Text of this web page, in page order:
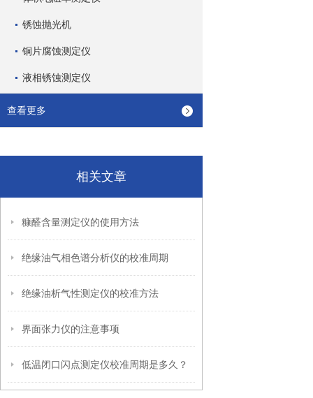
锈蚀抛光机
铜片腐蚀测定仪
液相锈蚀测定仪
查看更多
相关文章
糠醛含量测定仪的使用方法
绝缘油气相色谱分析仪的校准周期
绝缘油析气性测定仪的校准方法
界面张力仪的注意事项
低温闭口闪点测定仪校准周期是多久？